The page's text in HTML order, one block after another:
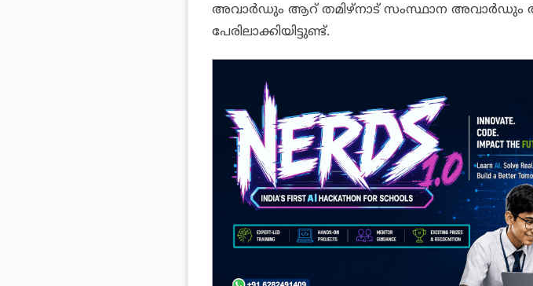
അവാര്‍ഡും ആറ് തമിഴ്നാട് സംസ്ഥാന അവാര്‍ഡും
പേരിലാക്കിയിട്ടുണ്ട്.